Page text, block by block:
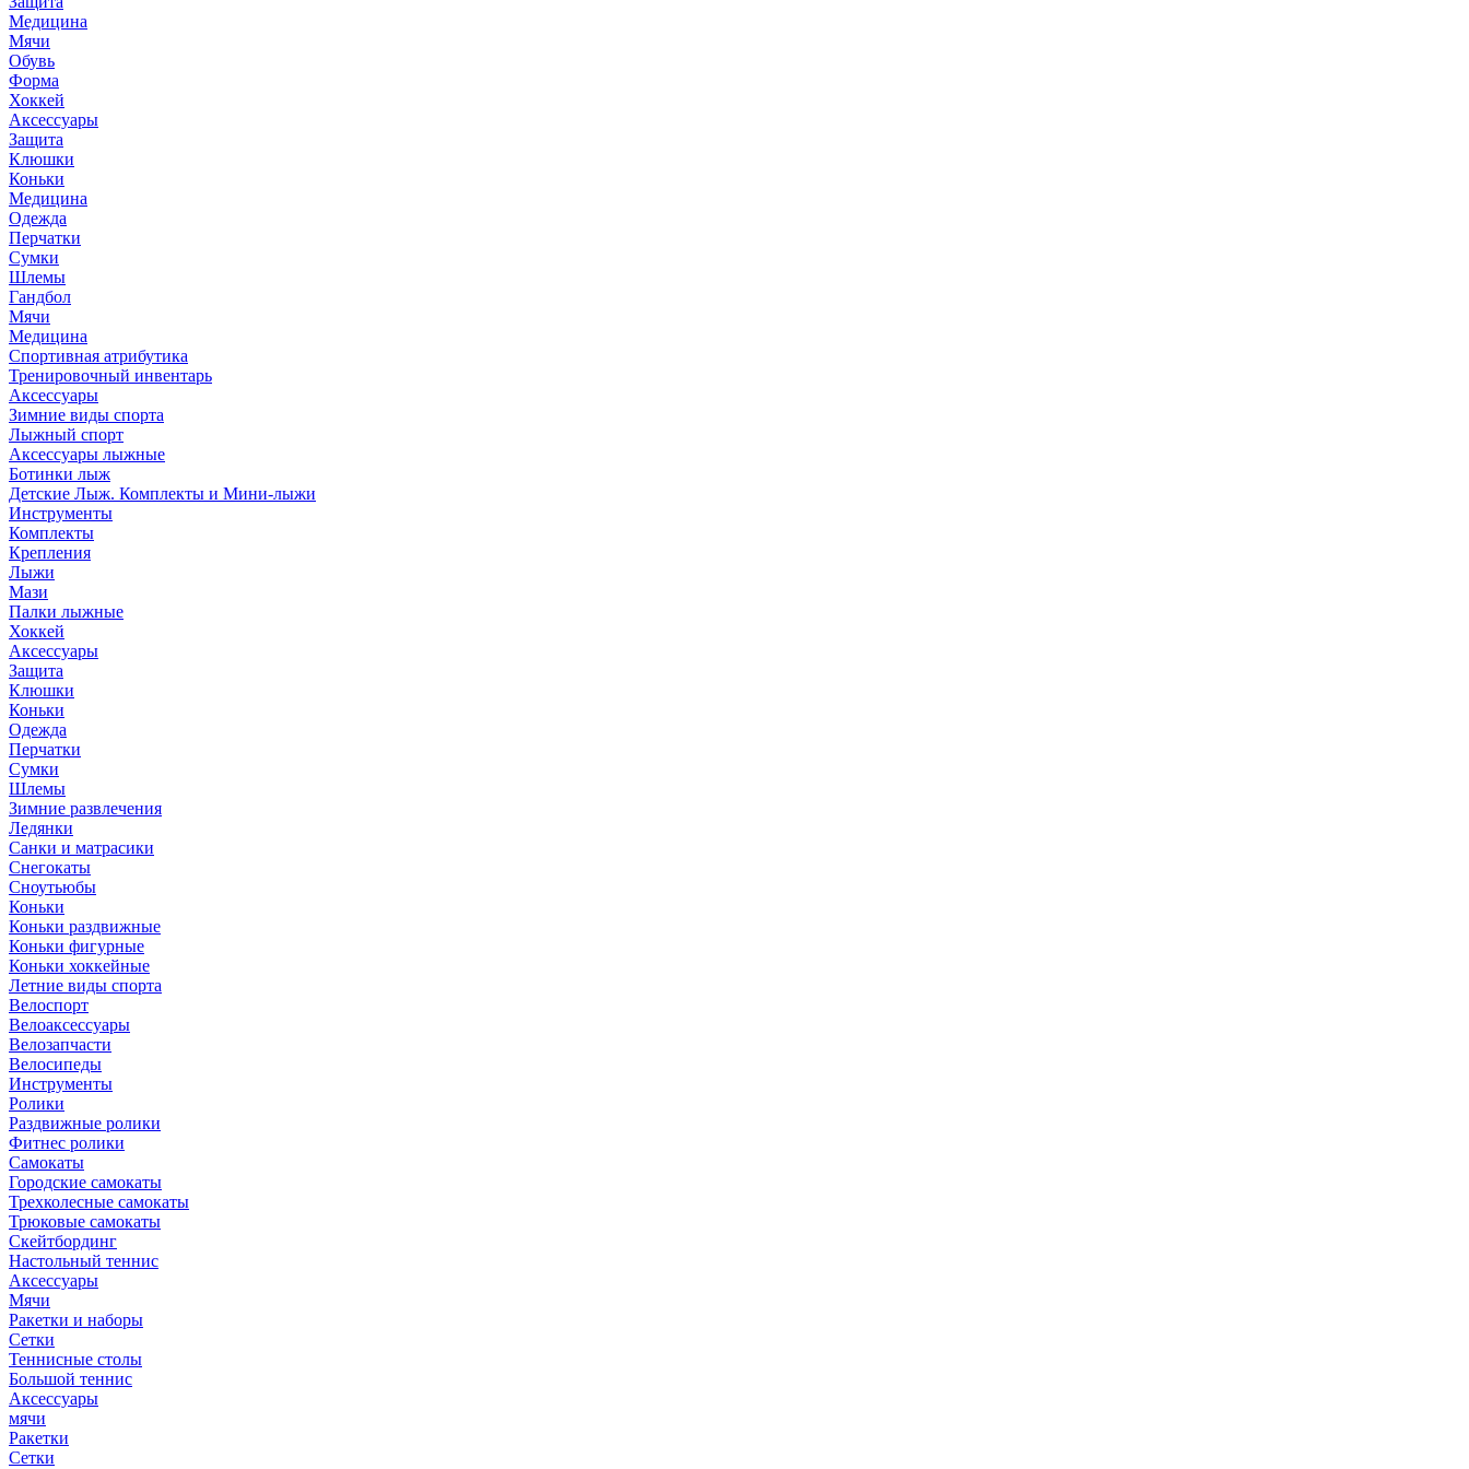
Медицина
Мячи
Обувь
Форма
Хоккей
Аксессуары
Защита
Клюшки
Коньки
Медицина
Одежда
Перчатки
Сумки
Шлемы
Гандбол
Мячи
Медицина
Спортивная атрибутика
Тренировочный инвентарь
Аксессуары
Зимние виды спорта
Лыжный спорт
Аксессуары лыжные
Ботинки лыж
Детские Лыж. Комплекты и Мини-лыжи
Инструменты
Комплекты
Крепления
Лыжи
Мази
Палки лыжные
Хоккей
Аксессуары
Защита
Клюшки
Коньки
Одежда
Перчатки
Сумки
Шлемы
Зимние развлечения
Ледянки
Санки и матрасики
Снегокаты
Сноутьюбы
Коньки
Коньки раздвижные
Коньки фигурные
Коньки хоккейные
Летние виды спорта
Велоспорт
Велоаксессуары
Велозапчасти
Велосипеды
Инструменты
Ролики
Раздвижные ролики
Фитнес ролики
Самокаты
Городские самокаты
Трехколесные самокаты
Трюковые самокаты
Скейтбординг
Настольный теннис
Аксессуары
Мячи
Ракетки и наборы
Сетки
Теннисные столы
Большой теннис
Аксессуары
мячи
Ракетки
Сетки